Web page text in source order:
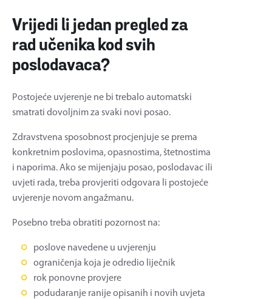
Vrijedi li jedan pregled za
rad učenika kod svih
poslodavaca?
Postojeće uvjerenje ne bi trebalo automatski
smatrati dovoljnim za svaki novi posao.
Zdravstvena sposobnost procjenjuje se prema
konkretnim poslovima, opasnostima, štetnostima
i naporima. Ako se mijenjaju posao, poslodavac ili
uvjeti rada, treba provjeriti odgovara li postojeće
uvjerenje novom angažmanu.
Posebno treba obratiti pozornost na:
poslove navedene u uvjerenju
ograničenja koja je odredio liječnik
rok ponovne provjere
podudaranje ranije opisanih i novih uvjeta